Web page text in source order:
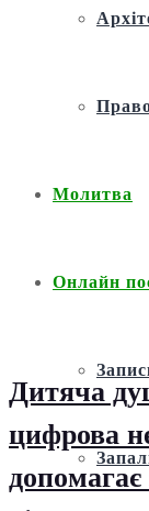
Молитва
Онлайн
Дитяча
цифрова